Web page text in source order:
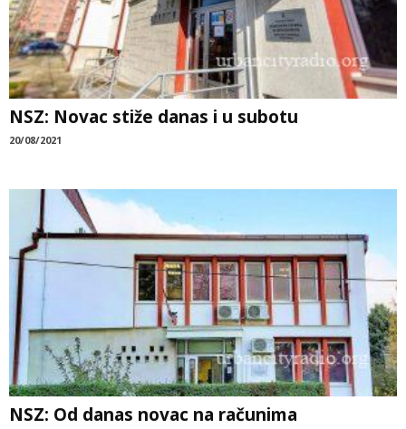
NSZ: Novac stiže danas i u subotu
20/08/2021
NSZ: Od danas novac na računima